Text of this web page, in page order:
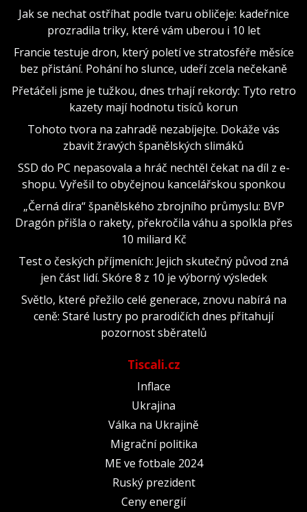
Jak se nechat ostříhat podle tvaru obličeje: kadeřnice
prozradila triky, které vám uberou i 10 let
Francie testuje dron, který poletí ve stratosféře měsíce
bez přistání. Pohání ho slunce, udeří zcela nečekaně
Přetáčeli jsme je tužkou, dnes trhají rekordy: Tyto retro
kazety mají hodnotu tisíců korun
Tohoto tvora na zahradě nezabíjejte. Dokáže vás
zbavit žravých španělských slimáků
SSD do PC nepasovala a hráč nechtěl čekat na díl z e-
shopu. Vyřešil to obyčejnou kancelářskou sponkou
„Černá díra“ španělského zbrojního průmyslu: BVP
Dragón přišla o rakety, překročila váhu a spolkla přes
10 miliard Kč
Test o českých příjmeních: Jejich skutečný původ zná
jen část lidí. Skóre 8 z 10 je výborný výsledek
Světlo, které přežilo celé generace, znovu nabírá na
ceně: Staré lustry po prarodičích dnes přitahují
pozornost sběratelů
Tiscali.cz
Inflace
Ukrajina
Válka na Ukrajině
Migrační politika
ME ve fotbale 2024
Ruský prezident
Ceny energií